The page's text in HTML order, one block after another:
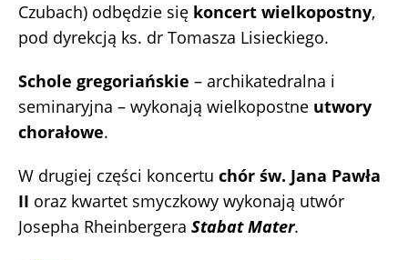
Czubach) odbędzie się koncert wielkopostny,
pod dyrekcją ks. dr Tomasza Lisieckiego.
Schole gregoriańskie – archikatedralna i
seminaryjna – wykonają wielkopostne utwory
chorałowe.
W drugiej części koncertu chór św. Jana Pawła
II oraz kwartet smyczkowy wykonają utwór
Josepha Rheinbergera Stabat Mater.